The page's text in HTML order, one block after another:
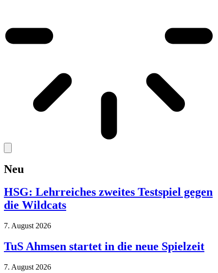
Neu
HSG: Lehrreiches zweites Testspiel gegen
die Wildcats
7. August 2026
TuS Ahmsen startet in die neue Spielzeit
7. August 2026